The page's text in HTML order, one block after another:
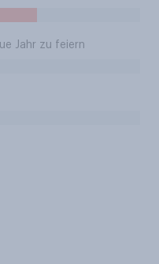
Jahr zu feiern